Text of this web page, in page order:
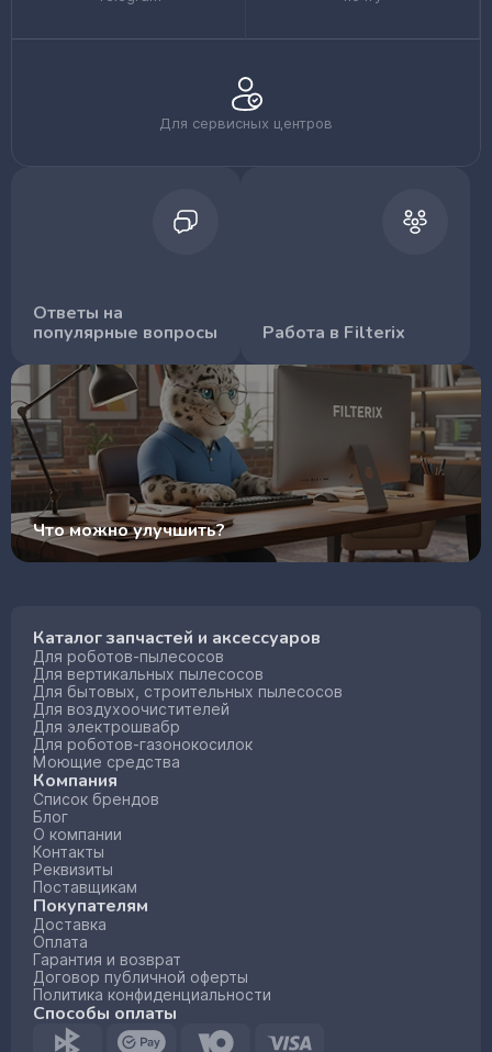
Для сервисных центров
Ответы на
популярные вопросы
Работа в Filterix
Что можно улучшить?
Каталог запчастей и аксессуаров
Для роботов-пылесосов
Для вертикальных пылесосов
Для бытовых, строительных пылесосов
Для воздухоочистителей
Для электрошвабр
Для роботов-газонокосилок
Моющие средства
Компания
Список брендов
Блог
О компании
Контакты
Реквизиты
Поставщикам
Покупателям
Доставка
Оплата
Гарантия и возврат
Договор публичной оферты
Политика конфиденциальности
Способы оплаты